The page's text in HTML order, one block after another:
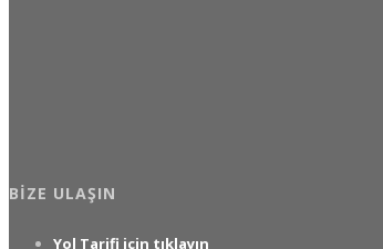
BIZE ULAŞIN
Yol Tarifi için tıklayın